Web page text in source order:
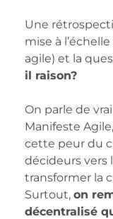
Une
mise à
agile) et la
il raison?
On parle de
Manifeste
cette peur du
décideurs vers
transformer la
Surtout, on
décentralisé